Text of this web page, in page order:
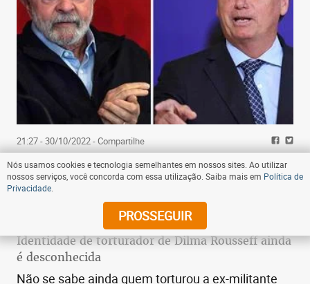
21:27 - 30/10/2022- Compartilhe
Quem ganhou o 2º turno da eleição para
presidente em Pernambuco
- Compartilhe
Identidade de torturador de Dilma Rousseff ainda
é desconhecida
Não se sabe ainda quem torturou a ex-militante
Nós usamos cookies e tecnologia semelhantes em nossos sites. Ao utilizar
nossos serviços, você concorda com essa utilização. Saiba mais em Política de
Privacidade
PROSSEGUIR